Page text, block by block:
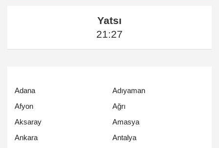
Yatsı
21:27
Adana
Adıyaman
Afyon
Ağrı
Aksaray
Amasya
Ankara
Antalya